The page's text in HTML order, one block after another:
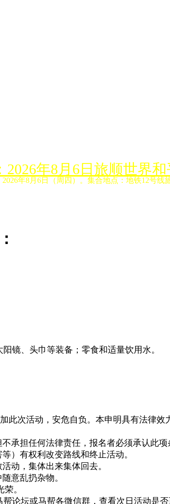
2026年8月6日旅顺世界
年8月6日（周四）。集合地点：地铁12号
镜、头巾等装备；零食和适量饮用水。
此次活动，安危自负。本申明具有法律效
担任何法律责任，报名者必须承认此项
）有权利改变路线和终止活动。
动，集体出来集体回去。
意乱扔杂物。
。
论坛或马帮各微信群，查看次日活动是